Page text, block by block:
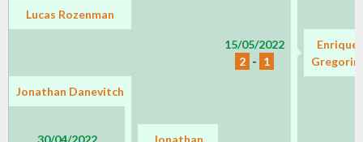
15/05/2022
2 - 1
Lucas Rozenman
Enrique
Gregorini
Jonathan Danevitch
30/04/2022
Jonathan